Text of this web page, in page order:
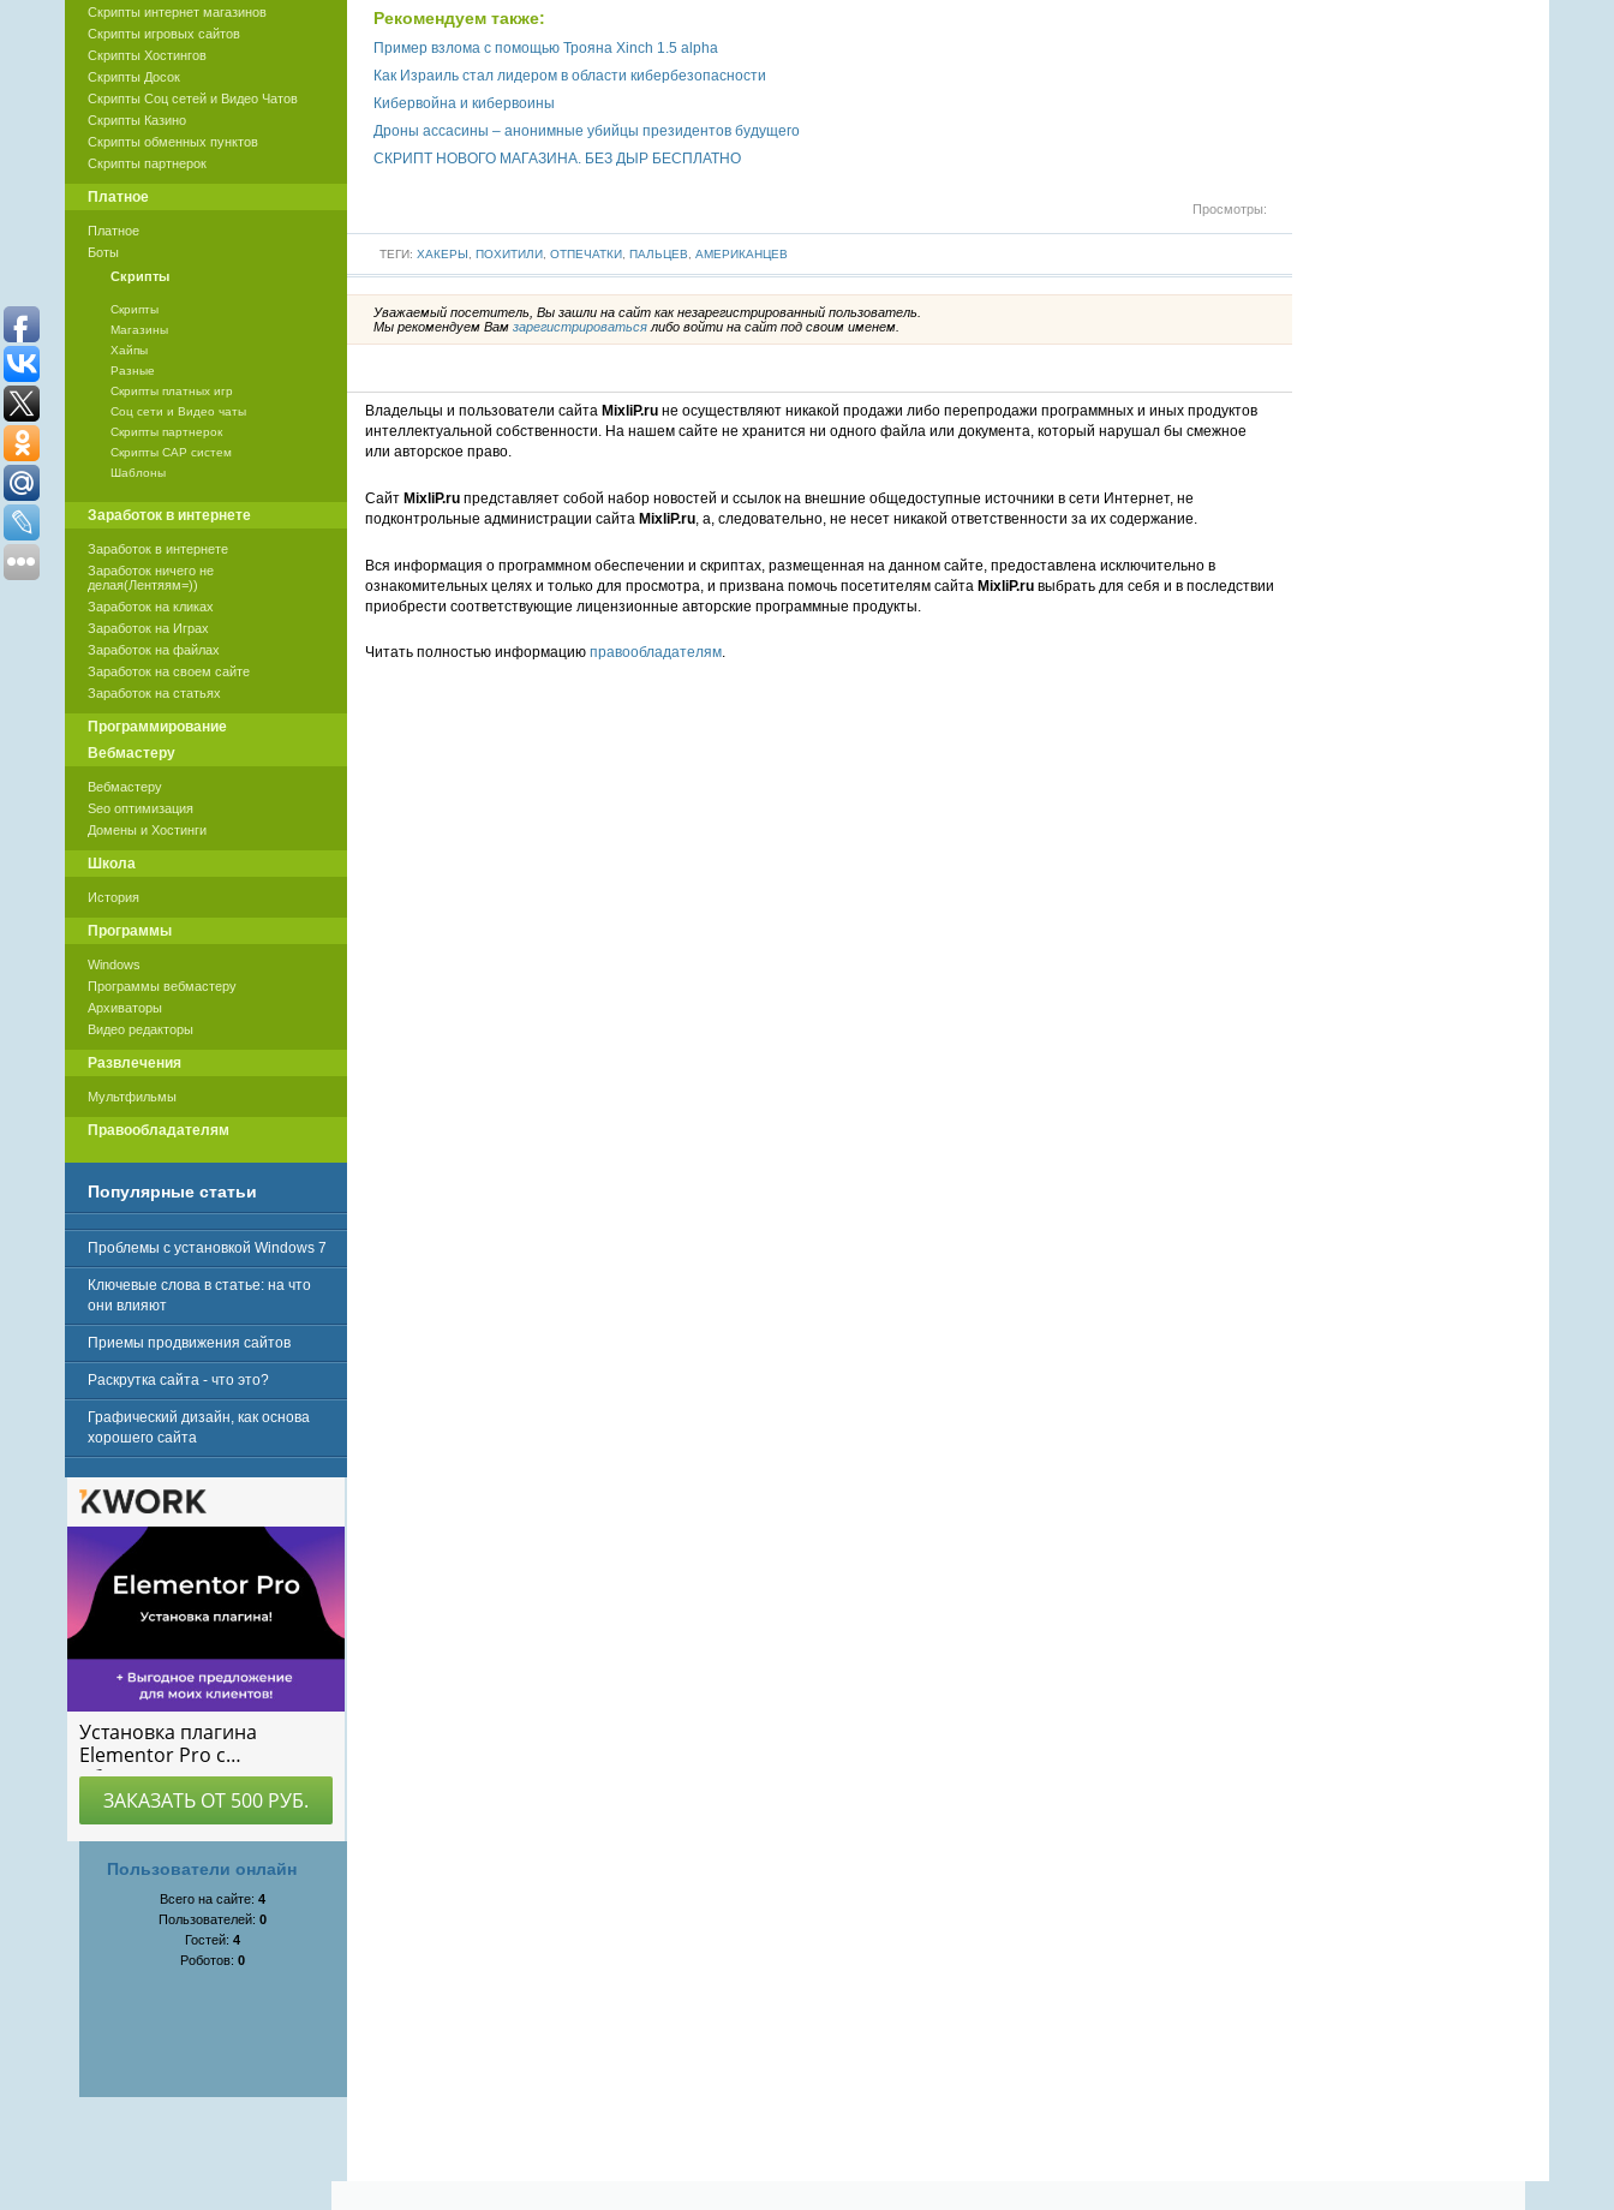
Рекомендуем также:
Пример взлома с помощью Трояна Xinch 1.5 alpha
Как Израиль стал лидером в области кибербезопасности
Кибервойна и кибервоины
Дроны ассасины – анонимные убийцы президентов будущего
СКРИПТ НОВОГО МАГАЗИНА. БЕЗ ДЫР БЕСПЛАТНО
Просмотры:
ТЕГИ: ХАКЕРЫ ПОХИТИЛИ, ОТПЕЧАТКИ, ПАЛЬЦЕВ АМЕРИКАНЦЕВ
Уважаемый посетитель, Вы зашли на сайт как незарегистрированный пользователь.
Мы рекомендуем Вам зарегистрироватьсялибо войти на сайт под своим именем.
Владельцы и пользователи сайта MixliP.ruне осуществляют никакой продажи либо перепродажи программных и иных продуктов
интеллектуальной собственности. На нашем сайте не хранится ни одного файла или документа, который нарушал бы смежное
или авторское право.
Сайт MixliP.ruпредставляет собой набор новостей и ссылок на внешние общедоступные источники в сети Интернет, не
подконтрольные администрации сайта MixliP.ru, а, следовательно, не несет никакой ответственности за их содержание.
Вся информация о программном обеспечении и скриптах, размещенная на данном сайте, предоставлена исключительно в
ознакомительных целях и только для просмотра, и призвана помочь посетителям сайта MixliP.ruвыбрать для себя и в последствии
приобрести соответствующие лицензионные авторские программные продукты.
Читать полностью информацию правообладателям.
Скрипты интернет магазинов
Скрипты игровых сайтов
Скрипты Хостингов
Скрипты Досок
Скрипты Соц сетей и Видео Чатов
Скрипты Казино
Скрипты обменных пунктов
Скрипты партнерок
Платное
Платное
Боты
Скрипты
Скрипты
Магазины
Хайпы
Разные
Скрипты платных игр
Соц сети и Видео чаты
Скрипты партнерок
Скрипты САР систем
Шаблоны
Заработок в интернете
Заработок в интернете
Заработок ничего не
делая(Лентяям=))
Заработок на кликах
Заработок на Играх
Заработок на файлах
Заработок на своем сайте
Заработок на статьях
Программирование
Вебмастеру
Вебмастеру
Seo оптимизация
Домены и Хостинги
Школа
История
Программы
Windows
Программы вебмастеру
Архиваторы
Видео редакторы
Развлечения
Мультфильмы
Правообладателям
Популярные статьи
Проблемы с установкой Windows 7
Ключевые слова в статье: на что
они влияют
Приемы продвижения сайтов
Раскрутка сайта - что это?
Графический дизайн, как основа
хорошего сайта
Пользователи онлайн
Всего на сайте:4
Пользователей:0
Гостей:4
Роботов:0